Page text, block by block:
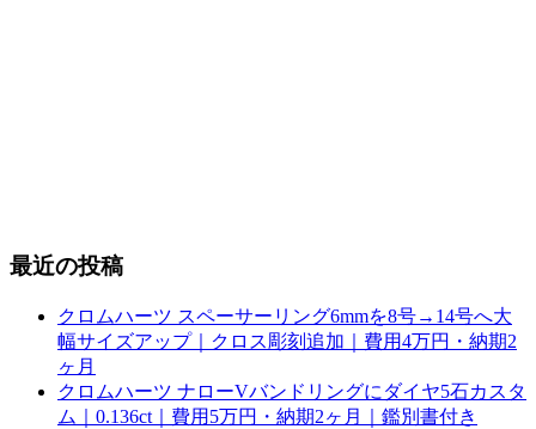
最近の投稿
クロムハーツ スペーサーリング6mmを8号→14号へ大
幅サイズアップ｜クロス彫刻追加｜費用4万円・納期2
ヶ月
クロムハーツ ナローVバンドリングにダイヤ5石カスタ
ム｜0.136ct｜費用5万円・納期2ヶ月｜鑑別書付き